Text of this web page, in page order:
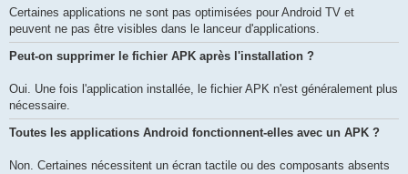
Certaines applications ne sont pas optimisées pour Android TV et
peuvent ne pas être visibles dans le lanceur d'applications.
Peut-on supprimer le fichier APK après l'installation ?
Oui. Une fois l'application installée, le fichier APK n'est généralement plus
nécessaire.
Toutes les applications Android fonctionnent-elles avec un APK ?
Non. Certaines nécessitent un écran tactile ou des composants absents